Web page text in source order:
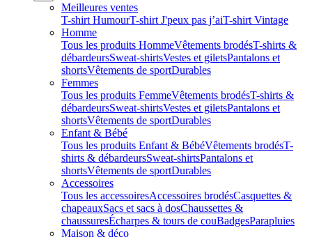
Meilleures ventes
T-shirt HumourT-shirt J'peux pas j’aiT-shirt Vintage
Homme
Tous les produits HommeVêtements brodésT-shirts &
débardeursSweat-shirtsVestes et giletsPantalons et
shortsVêtements de sportDurables
Femmes
Tous les produits FemmeVêtements brodésT-shirts &
débardeursSweat-shirtsVestes et giletsPantalons et
shortsVêtements de sportDurables
Enfant & Bébé
Tous les produits Enfant & BébéVêtements brodésT-
shirts & débardeursSweat-shirtsPantalons et
shortsVêtements de sportDurables
Accessoires
Tous les accessoiresAccessoires brodésCasquettes &
chapeauxSacs et sacs à dosChaussettes &
chaussuresÉcharpes & tours de couBadgesParapluies
Maison & déco